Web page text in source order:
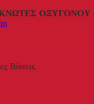
ΟΞΥΓΌΝΟΥ
Βάσεις